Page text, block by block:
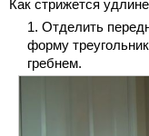
Как стрижется
Отделить
форму
гребнем.